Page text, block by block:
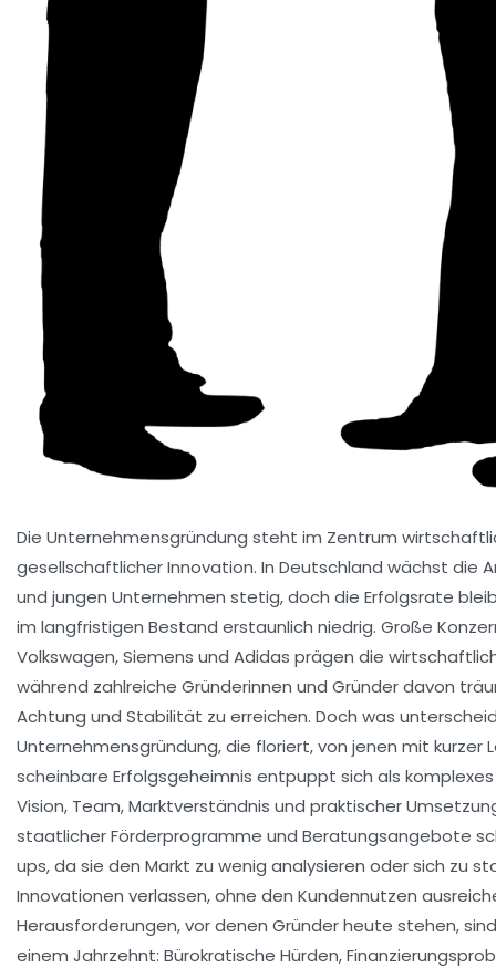
Die Unternehmensgründung steht im Zentrum
gesellschaftlicher Innovation. In Deutschland wächst die
und jungen Unternehmen stetig, doch die Erfolgsrate
im langfristigen Bestand erstaunlich niedrig. Große
Volkswagen, Siemens und Adidas prägen die
während zahlreiche Gründerinnen und Gründer davon
Achtung und Stabilität zu erreichen. Doch was
Unternehmensgründung, die floriert, von jenen mit kurzer
scheinbare Erfolgsgeheimnis entpuppt sich als
Vision, Team, Marktverständnis und praktischer
staatlicher Förderprogramme und Beratungsangebote
ups, da sie den Markt zu wenig analysieren oder sich zu
Innovationen verlassen, ohne den Kundennutzen
Herausforderungen, vor denen Gründer heute stehen,
einem Jahrzehnt: Bürokratische Hürden,